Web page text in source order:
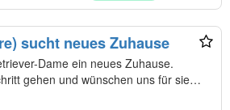
sucht neues Zuhause
Dame ein neues Zuhause.
gehen und wünschen uns für sie